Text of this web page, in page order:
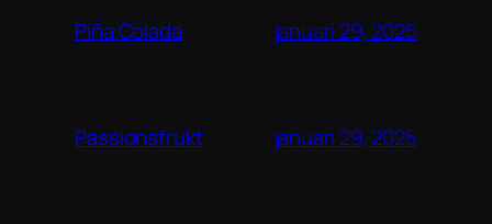
Piña Colada januari 29, 2025
Passionsfrukt januari 29, 2025